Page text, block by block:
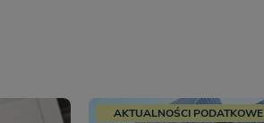
AKTUALNOŚCI PODATKOWE